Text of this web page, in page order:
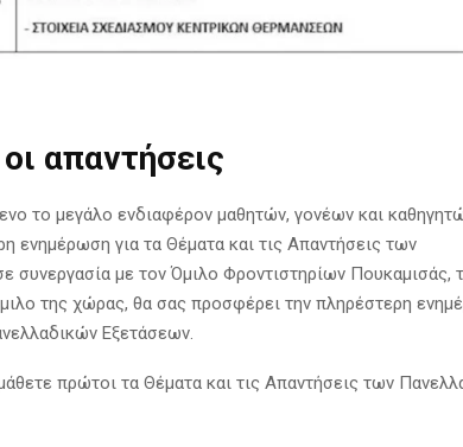
απαντήσεις
το μεγάλο ενδιαφέρον μαθητών, γονέων και
ενημέρωση για τα Θέματα και τις Απαντήσεις των
συνεργασία με τον Όμιλο Φροντιστηρίων Πουκαμισάς,
της χώρας, θα σας προσφέρει την πληρέστερη
Εξετάσεων.
πρώτοι τα Θέματα και τις Απαντήσεις των